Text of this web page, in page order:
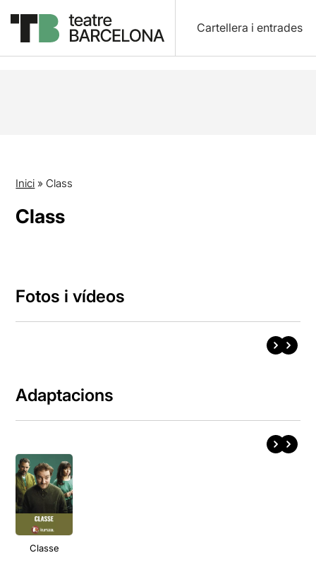
Cartellera i entrades
Inici » Class
Class
Fotos i vídeos
Adaptacions
Classe